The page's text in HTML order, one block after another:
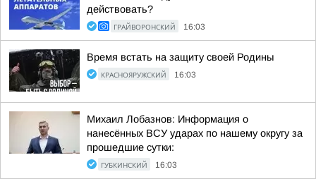
действовать?
ГРАЙВОРОНСКИЙ 16:03
Время встать на защиту своей Родины
КРАСНОЯРУЖСКИЙ 16:03
Михаил Лобазнов: Информация о
нанесённых ВСУ ударах по нашему округу за
прошедшие сутки:
ГУБКИНСКИЙ 16:03